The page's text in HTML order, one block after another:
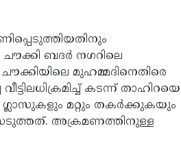
ബദര്‍ നഗറിലെ
മുഹമ്മദിനെതിരെ
കടന്ന് താഹിറയെ
മറ്റും തകര്‍ക്കുകയും
അക്രമണത്തിനുള്ള